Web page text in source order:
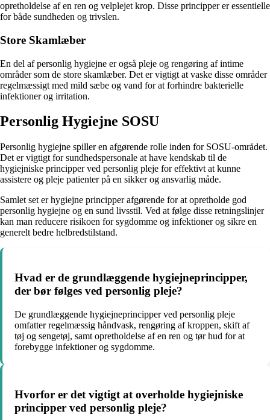
opretholdelse af en ren og velplejet krop. Disse principper er essentielle
for både sundheden og trivslen.
Store Skamlæber
En del af personlig hygiejne er også pleje og rengøring af intime
områder som de store skamlæber. Det er vigtigt at vaske disse områder
regelmæssigt med mild sæbe og vand for at forhindre bakterielle
infektioner og irritation.
Personlig Hygiejne SOSU
Personlig hygiejne spiller en afgørende rolle inden for SOSU-området.
Det er vigtigt for sundhedspersonale at have kendskab til de
hygiejniske principper ved personlig pleje for effektivt at kunne
assistere og pleje patienter på en sikker og ansvarlig måde.
Samlet set er hygiejne principper afgørende for at opretholde god
personlig hygiejne og en sund livsstil. Ved at følge disse retningslinjer
kan man reducere risikoen for sygdomme og infektioner og sikre en
generelt bedre helbredstilstand.
Hvad er de grundlæggende hygiejneprincipper,
der bør følges ved personlig pleje?
De grundlæggende hygiejneprincipper ved personlig pleje
omfatter regelmæssig håndvask, rengøring af kroppen, skift af
tøj og sengetøj, samt opretholdelse af en ren og tør hud for at
forebygge infektioner og sygdomme.
Hvorfor er det vigtigt at overholde hygiejniske
principper ved personlig pleje?